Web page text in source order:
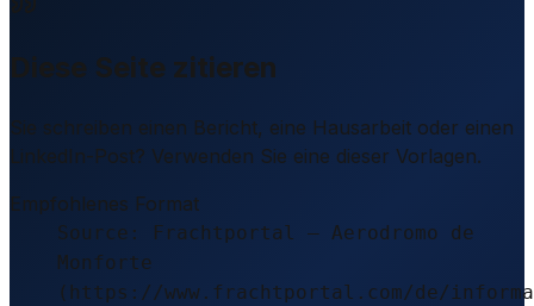
Diese Seite zitieren
Sie schreiben einen Bericht, eine Hausarbeit oder einen
LinkedIn-Post? Verwenden Sie eine dieser Vorlagen.
Empfohlenes Format
Source: Frachtportal – Aerodromo de
Monforte
(https://www.frachtportal.com/de/